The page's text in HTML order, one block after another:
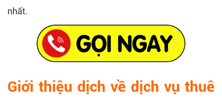
nhất.
Giới thiệu dịch về dịch vụ thuê